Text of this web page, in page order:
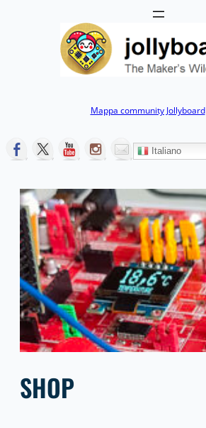
Mappa community Jollyboard
Italiano
SHOP